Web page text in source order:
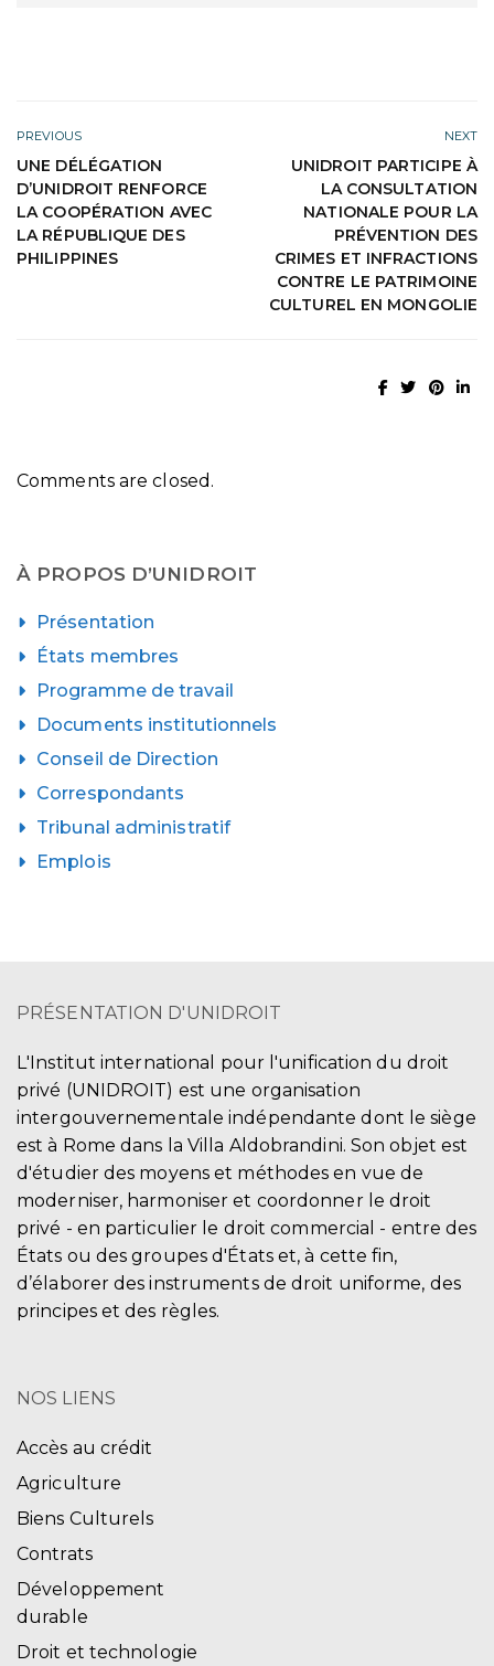
PREVIOUS
UNE DÉLÉGATION
D’UNIDROIT RENFORCE
LA COOPÉRATION AVEC
LA RÉPUBLIQUE DES
PHILIPPINES
NEXT
UNIDROIT PARTICIPE À
LA CONSULTATION
NATIONALE POUR LA
PRÉVENTION DES
CRIMES ET INFRACTIONS
CONTRE LE PATRIMOINE
CULTUREL EN MONGOLIE
Comments are closed.
À PROPOS D’UNIDROIT
Présentation
États membres
Programme de travail
Documents institutionnels
Conseil de Direction
Correspondants
Tribunal administratif
Emplois
PRÉSENTATION D'UNIDROIT
L'Institut international pour l'unification du droit
privé (UNIDROIT) est une organisation
intergouvernementale indépendante dont le siège
est à Rome dans la Villa Aldobrandini. Son objet est
d'étudier des moyens et méthodes en vue de
moderniser, harmoniser et coordonner le droit
privé - en particulier le droit commercial - entre des
États ou des groupes d'États et, à cette fin,
d’élaborer des instruments de droit uniforme, des
principes et des règles.
NOS LIENS
Accès au crédit
Agriculture
Biens Culturels
Contrats
Développement
durable
Droit et technologie